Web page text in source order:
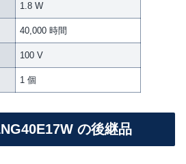
1.8 W
40,000 時間
100 V
1 個
の後継品